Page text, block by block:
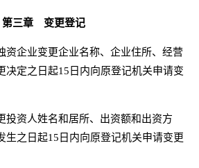
第三章 变更登记
业变更企业名称、企业住所、经营
决定之日起15日内向原登记机关申请变
资人姓名和居所、出资额和出资方
生之日起15日内向原登记机关申请变更